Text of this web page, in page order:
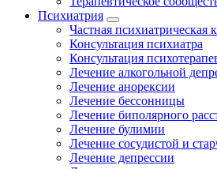
Психиатрия
Частная психиатрическая
Консультация психиатра
Консультация
Лечение алкогольной
Лечение анорексии
Лечение бессонницы
Лечение биполярного
Лечение булимии
Лечение сосудистой и
Лечение депрессии